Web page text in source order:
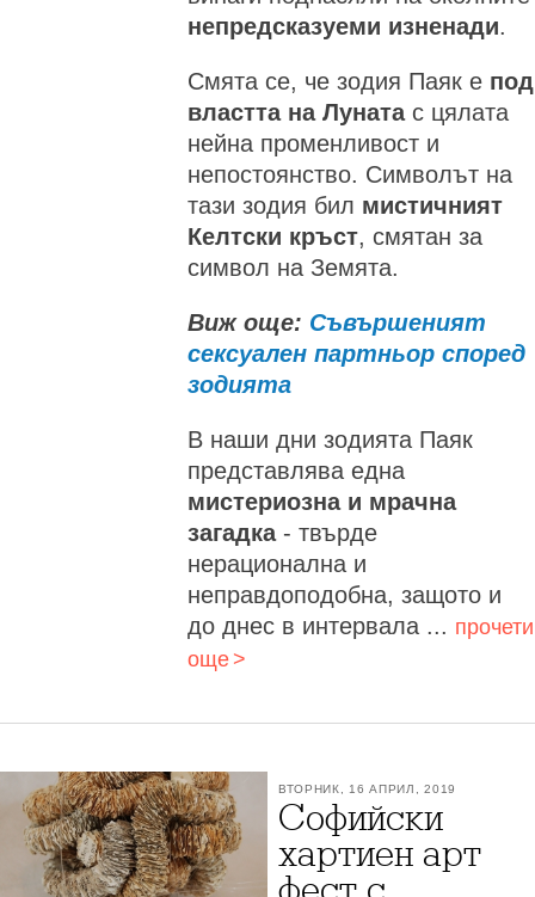
непредсказуеми изненади.
Смята се, че зодия Паяк е под
властта на Лунатас цялата
нейна променливост и
непостоянство. Символът на
тази зодия бил мистичният
Келтски кръст, смятан за
символ на Земята.
Виж още: Съвършеният
сексуален партньор според
зодията
В наши дни зодията Паяк
представлява една
мистериозна и мрачна
загадка- твърде
нерационална и
неправдоподобна, защото и
до днес в интервала ... прочети
още
ВТОРНИК, 16 АПРИЛ, 2019
Софийски
хартиен арт